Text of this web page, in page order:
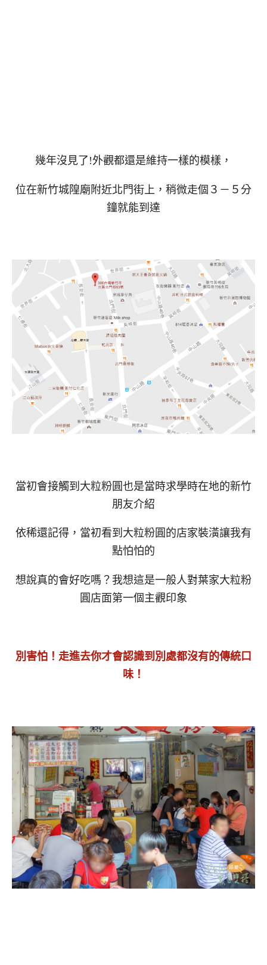
幾年沒見了!外觀都還是維持一樣的模樣，
位在新竹城隍廟附近北門街上，稍微走個３－５分
鐘就能到達
當初會接觸到大粒粉圓也是當時求學時在地的新竹
朋友介紹
依稀還記得，當初看到大粒粉圓的店家裝潢讓我有
點怕怕的
想說真的會好吃嗎？我想這是一般人對葉家大粒粉
圓店面第一個主觀印象
別害怕！走進去你才會認識到別處都沒有的傳統口
味！